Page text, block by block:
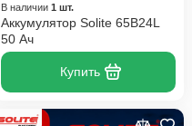
В наличии 1 шт.
Аккумулятор Solite 65B24L
50 Ач
Купить